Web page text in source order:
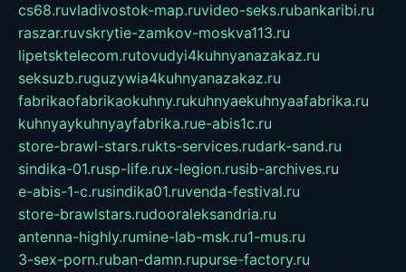
cs68.ruvladivostok-map.ruvideo-seks.rubankaribi.ru
raszar.ruvskrytie-zamkov-moskva113.ru
lipetsktelecom.rutovudyi4kuhnyanazakaz.ru
seksuzb.ruguzywia4kuhnyanazakaz.ru
fabrikaofabrikaokuhny.rukuhnyaekuhnyaafabrika.ru
kuhnyaykuhnyayfabrika.rue-abis1c.ru
store-brawl-stars.rukts-services.rudark-sand.ru
sindika-01.rusp-life.rux-legion.rusib-archives.ru
e-abis-1-c.rusindika01.ruvenda-festival.ru
store-brawlstars.rudooraleksandria.ru
antenna-highly.rumine-lab-msk.ru1-mus.ru
3-sex-porn.ruban-damn.rupurse-factory.ru